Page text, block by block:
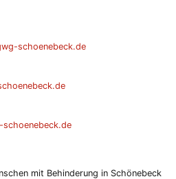
schoenebeck.de
mit Behinderung in Schönebeck